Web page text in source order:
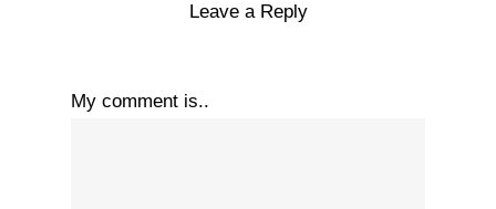
Leave a Reply
My comment is..